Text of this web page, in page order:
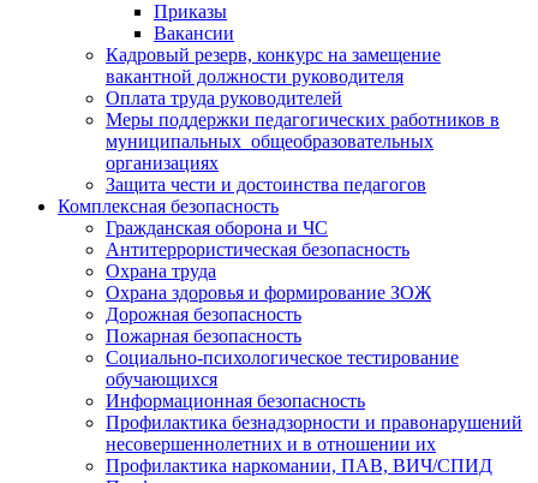
Приказы
Вакансии
Кадровый резерв, конкурс на замещение
вакантной должности руководителя
Оплата труда руководителей
Меры поддержки педагогических работников в
муниципальных общеобразовательных
организациях
Защита чести и достоинства педагогов
Комплексная безопасность
Гражданская оборона и ЧС
Антитеррористическая безопасность
Охрана труда
Охрана здоровья и формирование ЗОЖ
Дорожная безопасность
Пожарная безопасность
Социально-психологическое тестирование
обучающихся
Информационная безопасность
Профилактика безнадзорности и правонарушений
несовершеннолетних и в отношении их
Профилактика наркомании, ПАВ, ВИЧ/СПИД